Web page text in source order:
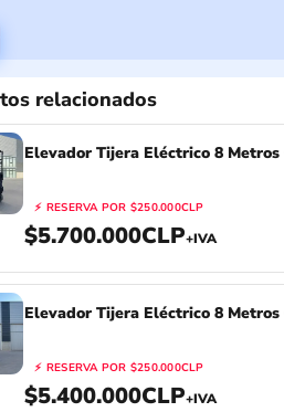
relacionados
Elevador Tijera Eléctrico 8 Metros
⚡ RESERVA POR $250.000CLP
$5.700.000CLP+IVA
Elevador Tijera Eléctrico 8 Metros
⚡ RESERVA POR $250.000CLP
$5.400.000CLP+IVA